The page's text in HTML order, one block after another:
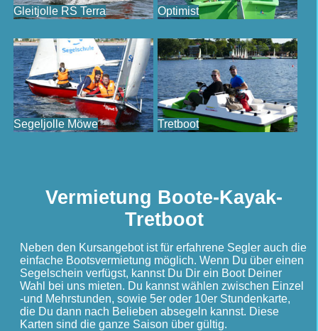
Gleitjolle RS Terra Optimist
Segeljolle Möwe Tretboot
Vermietung Boote-Kayak-
Tretboot
Neben den Kursangebot ist für erfahrene Segler auch die
einfache Bootsvermietung möglich. Wenn Du über einen
Segelschein verfügst, kannst Du Dir ein Boot Deiner
Wahl bei uns mieten. Du kannst wählen zwischen Einzel
-und Mehrstunden, sowie 5er oder 10er Stundenkarte,
die Du dann nach Belieben absegeln kannst. Diese
Karten sind die ganze Saison über gültig.